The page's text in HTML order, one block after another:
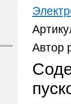
Автор